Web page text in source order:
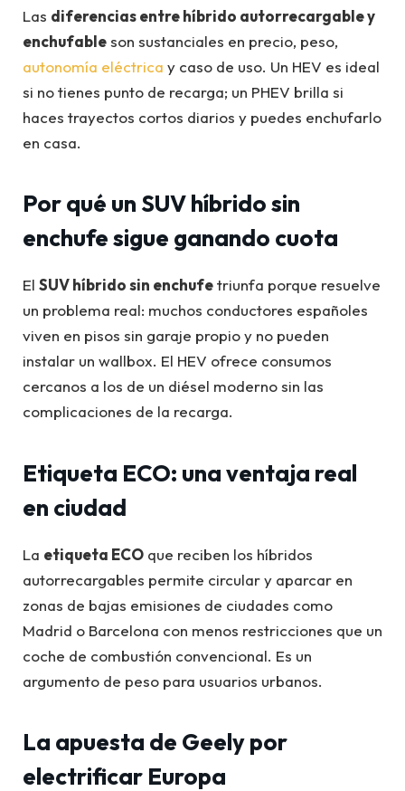
Las diferencias entre híbrido autorrecargable y
enchufableson sustanciales en precio, peso,
autonomía eléctrica y caso de uso. Un HEV es ideal
si no tienes punto de recarga; un PHEV brilla si
haces trayectos cortos diarios y puedes enchufarlo
en casa.
Por qué un SUV híbrido sin
enchufe sigue ganando cuota
El SUV híbrido sin enchufetriunfa porque resuelve
un problema real: muchos conductores españoles
viven en pisos sin garaje propio y no pueden
instalar un wallbox. El HEV ofrece consumos
cercanos a los de un diésel moderno sin las
complicaciones de la recarga.
Etiqueta ECO: una ventaja real
en ciudad
La etiqueta ECO que reciben los híbridos
autorrecargables permite circular y aparcar en
zonas de bajas emisiones de ciudades como
Madrid o Barcelona con menos restricciones que un
coche de combustión convencional. Es un
argumento de peso para usuarios urbanos.
La apuesta de Geely por
electrificar Europa